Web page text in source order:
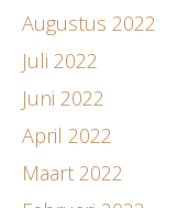
Augustus 2022
Juli 2022
Juni 2022
April 2022
Maart 2022